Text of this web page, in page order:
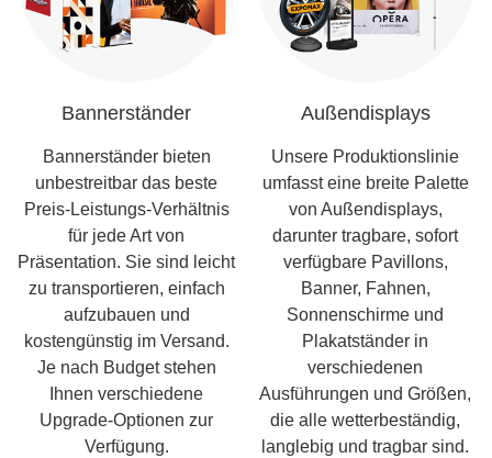
Bannerständer
Bannerständer bieten
unbestreitbar das beste
Preis-Leistungs-Verhältnis
für jede Art von
Präsentation. Sie sind leicht
zu transportieren, einfach
aufzubauen und
kostengünstig im Versand.
Je nach Budget stehen
Ihnen verschiedene
Upgrade-Optionen zur
Verfügung.
Außendisplays
Unsere Produktionslinie
umfasst eine breite Palette
von Außendisplays,
darunter tragbare, sofort
verfügbare Pavillons,
Banner, Fahnen,
Sonnenschirme und
Plakatständer in
verschiedenen
Ausführungen und Größen,
die alle wetterbeständig,
langlebig und tragbar sind.